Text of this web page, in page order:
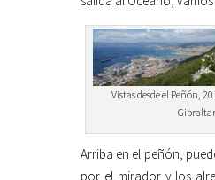
Vistas desde el Peñón,
Gibraltar.
Arriba en el peñón,
por el mirador y los